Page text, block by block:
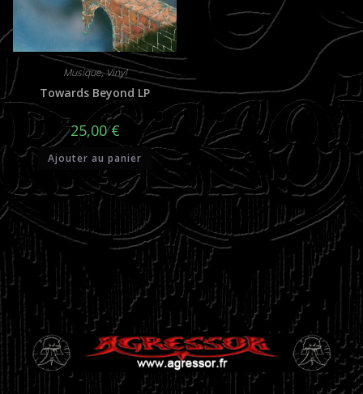
Musique,Vinyl
Towards Beyond LP
25,00€
Ajouter au panier